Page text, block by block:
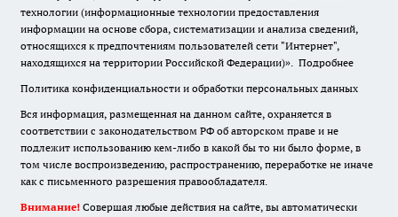
технологии (информационные технологии предоставления
информации на основе сбора, систематизации и анализа сведений,
относящихся к предпочтениям пользователей сети "Интернет",
находящихся на территории Российской Федерации)». Подробнее
Политика конфиденциальности и обработки персональных данных
Вся информация, размещенная на данном сайте, охраняется в
соответствии с законодательством РФ об авторском праве и не
подлежит использованию кем-либо в какой бы то ни было форме, в
том числе воспроизведению, распространению, переработке не иначе
как с письменного разрешения правообладателя.
Внимание! Совершая любые действия на сайте, вы автоматически